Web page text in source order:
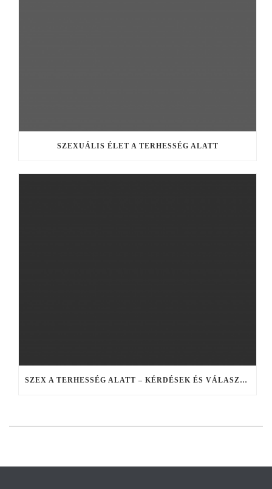
SZEXUÁLIS ÉLET A TERHESSÉG ALATT
SZEX A TERHESSÉG ALATT – KÉRDÉSEK ÉS VÁLASZOK